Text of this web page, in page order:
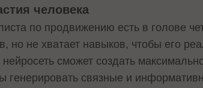
человека
по продвижению есть в голове
но не хватает навыков, чтобы его
сможет создать
генерировать связные и